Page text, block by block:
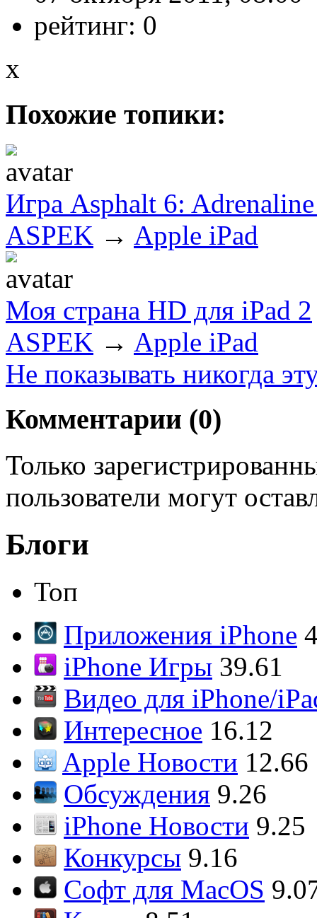
рейтинг: 0
x
Похожие топики:
Игра Asphalt 6:
ASPEK → Apple iPad
Моя страна HD для iPad 2
ASPEK → Apple iPad
Не показывать никогда
Комментарии (0)
Только
пользователи могут
Блоги
Топ
Приложения iPhone
iPhone Игры 39.61
Видео для iPhone/
Интересное 16.12
Apple Новости 12.66
Обсуждения 9.26
iPhone Новости 9.25
Конкурсы 9.16
Софт для MacOS